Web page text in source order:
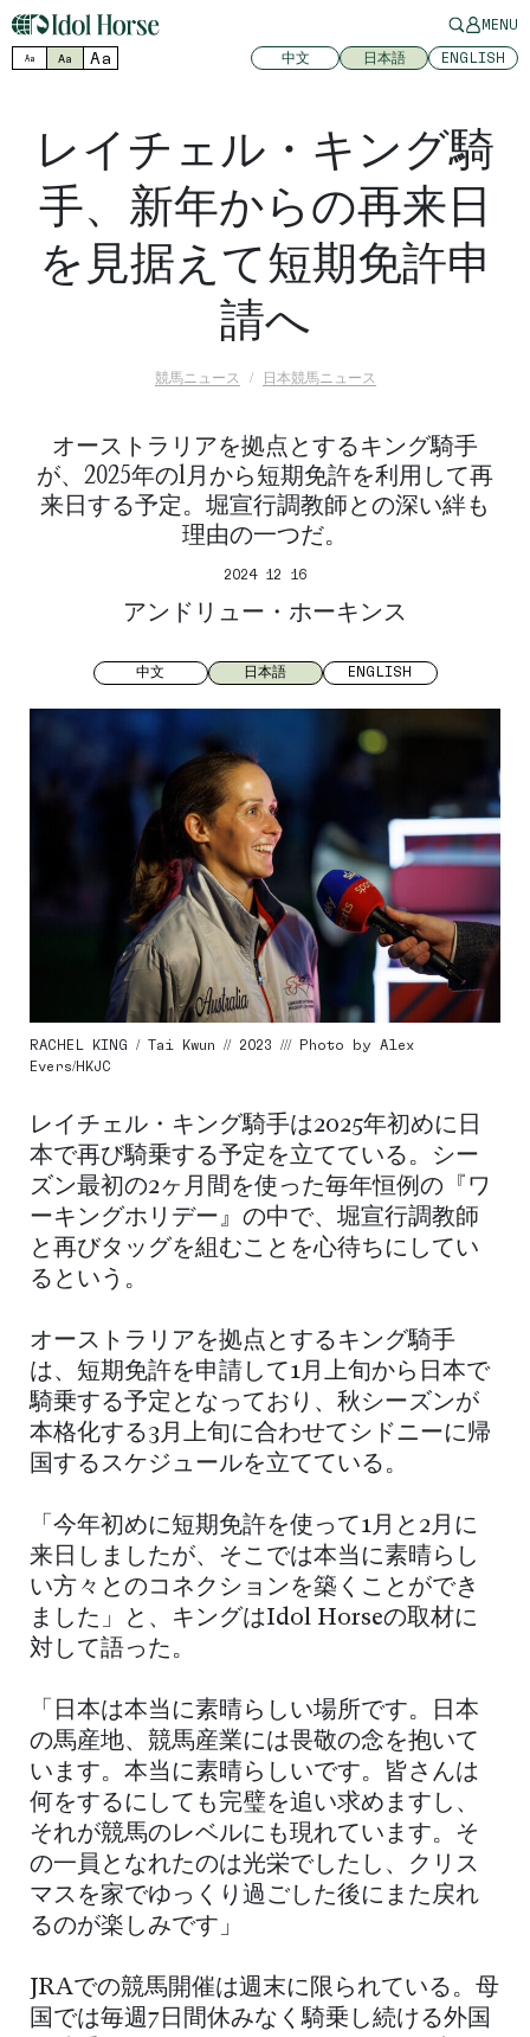
MENU
Aa Aa Aa 中文 日本語 ENGLISH
レイチェル・キング騎
手、新年からの再来日
を見据えて短期免許申
請へ
競馬ニュース 日本競馬ニュース
オーストラリアを拠点とするキング騎手
が、2025年の1月から短期免許を利用して再
来日する予定。堀宣行調教師との深い絆も
理由の一つだ。
2024 12 16
アンドリュー・ホーキンス
中文 日本語 ENGLISH
RACHEL KING / Tai Kwun // 2023 /// Photo by Alex
Evers/HKJC
レイチェル・キング騎手は2025年初めに日
本で再び騎乗する予定を立てている。シー
ズン最初の2ヶ月間を使った毎年恒例の『ワ
ーキングホリデー』の中で、堀宣行調教師
と再びタッグを組むことを心待ちにしてい
るという。
オーストラリアを拠点とするキング騎手
は、短期免許を申請して1月上旬から日本で
騎乗する予定となっており、秋シーズンが
本格化する3月上旬に合わせてシドニーに帰
国するスケジュールを立てている。
「今年初めに短期免許を使って1月と2月に
来日しましたが、そこでは本当に素晴らし
い方々とのコネクションを築くことができ
ました」と、キングはIdol Horseの取材に
対して語った。
「日本は本当に素晴らしい場所です。日本
の馬産地、競馬産業には畏敬の念を抱いて
います。本当に素晴らしいです。皆さんは
何をするにしても完璧を追い求めますし、
それが競馬のレベルにも現れています。そ
の一員となれたのは光栄でしたし、クリス
マスを家でゆっくり過ごした後にまた戻れ
るのが楽しみです」
JRAでの競馬開催は週末に限られている。母
国では毎週7日間休みなく騎乗し続ける外国